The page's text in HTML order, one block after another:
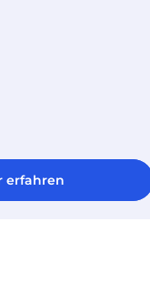
erfahren
erfahren